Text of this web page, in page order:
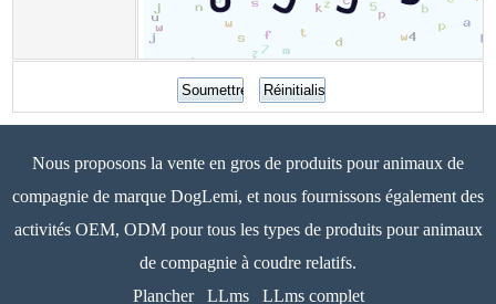
Nous proposons la vente en gros de produits pour animaux de
compagnie de marque DogLemi, et nous fournissons également des
activités OEM, ODM pour tous les types de produits pour animaux
de compagnie à coudre relatifs.
Plancher
LLms LLms complet